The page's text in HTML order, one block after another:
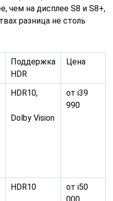
чем на дисплее S8 и S8+,
разница не столь
Поддержка
HDR
Цена
HDR10,
Dolby Vision
от i39
990
HDR10
от i50